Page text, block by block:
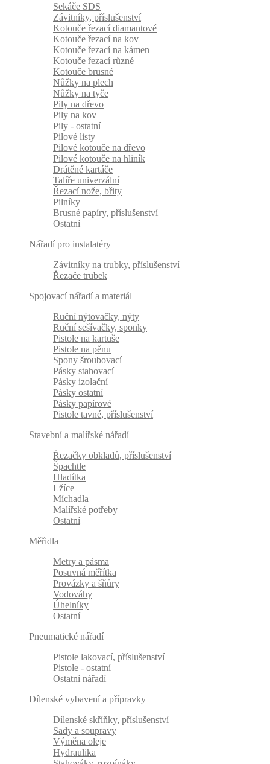
Sekáče SDS
Závitníky, příslušenství
Kotouče řezací diamantové
Kotouče řezací na kov
Kotouče řezací na kámen
Kotouče řezací různé
Kotouče brusné
Nůžky na plech
Nůžky na tyče
Pily na dřevo
Pily na kov
Pily - ostatní
Pilové listy
Pilové kotouče na dřevo
Pilové kotouče na hliník
Drátěné kartáče
Talíře univerzální
Řezací nože, břity
Pilníky
Brusné papíry, příslušenství
Ostatní
Nářadí pro instalatéry
Závitníky na trubky, příslušenství
Řezače trubek
Spojovací nářadí a materiál
Ruční nýtovačky, nýty
Ruční sešívačky, sponky
Pistole na kartuše
Pistole na pěnu
Spony šroubovací
Pásky stahovací
Pásky izolační
Pásky ostatní
Pásky papírové
Pistole tavné, příslušenství
Stavební a malířské nářadí
Řezačky obkladů, příslušenství
Špachtle
Hladítka
Lžíce
Míchadla
Malířské potřeby
Ostatní
Měřidla
Metry a pásma
Posuvná měřítka
Provázky a šňůry
Vodováhy
Úhelníky
Ostatní
Pneumatické nářadí
Pistole lakovací, příslušenství
Pistole - ostatní
Ostatní nářadí
Dílenské vybavení a přípravky
Dílenské skříňky, příslušenství
Sady a soupravy
Výměna oleje
Hydraulika